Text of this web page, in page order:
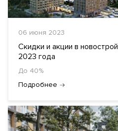
06 июня 2023
Скидки и акции в
2023 года
До 40%
Подробнее